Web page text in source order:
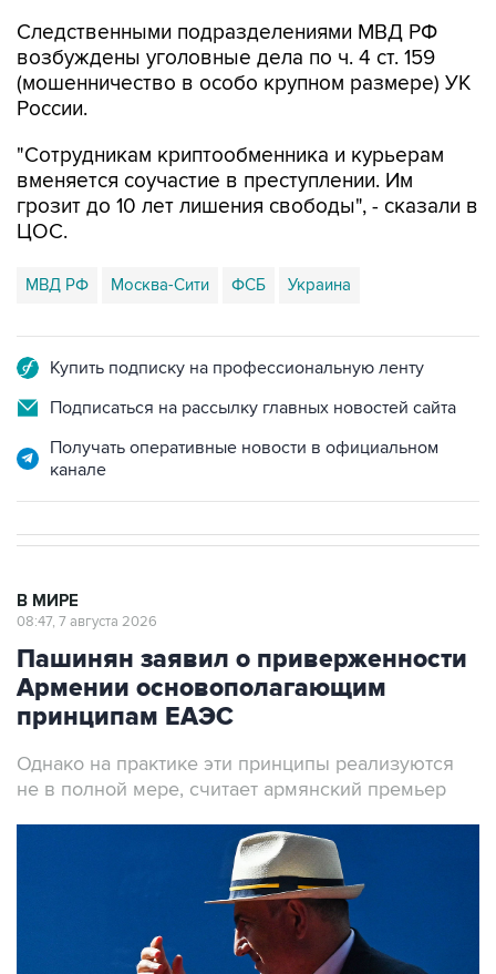
(мошенничество в особо крупном размере) УК
России.
"Сотрудникам криптообменника и курьерам
грозит до 10 лет лишения свободы", - сказали в
ЦОС.
МВД РФ
Подписаться на рассылку главных новостей сайта
Получать оперативные новости в официальном
Пашинян заявил о приверженности
Армении основополагающим
принципам ЕАЭС
Однако на практике эти принципы реализуются